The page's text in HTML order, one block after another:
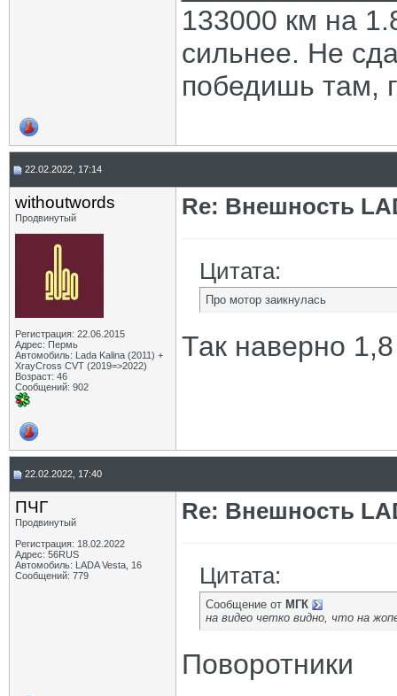
133000 км на
сильнее. Не
победишь там,
22.02.2022, 17:14
withoutwords
Продвинутый
Регистрация: 22.06.2015
Адрес: Пермь
Автомобиль: Lada Kalina (2011) +
XrayCross CVT (2019=>2022)
Возраст: 46
Сообщений: 902
Re: Внешность
Цитата:
Про мотор заикнулась
Так наверно
22.02.2022, 17:40
ПЧГ
Продвинутый
Регистрация: 18.02.2022
Адрес: 56RUS
Автомобиль: LADA Vesta, 16
Сообщений: 779
Re: Внешность
Цитата:
Сообщение от МГК
на видео четко видно, что на
Поворотники